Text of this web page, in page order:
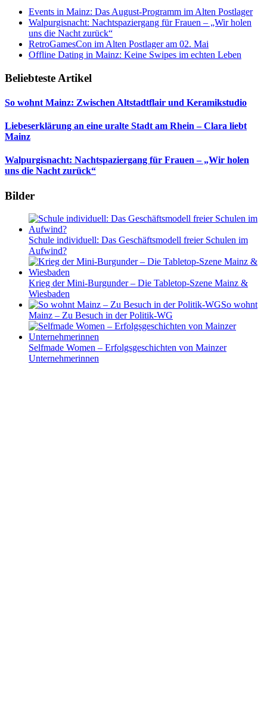
Events in Mainz: Das August-Programm im Alten Postlager
Walpurgisnacht: Nachtspaziergang für Frauen – „Wir holen
uns die Nacht zurück“
RetroGamesCon im Alten Postlager am 02. Mai
Offline Dating in Mainz: Keine Swipes im echten Leben
Beliebteste Artikel
So wohnt Mainz: Zwischen Altstadtflair und Keramikstudio
Liebeserklärung an eine uralte Stadt am Rhein – Clara liebt
Mainz
Walpurgisnacht: Nachtspaziergang für Frauen – „Wir holen
uns die Nacht zurück“
Bilder
Schule individuell: Das Geschäftsmodell freier Schulen im
Aufwind?
Krieg der Mini-Burgunder – Die Tabletop-Szene Mainz &
Wiesbaden
So wohnt
Mainz – Zu Besuch in der Politik-WG
Selfmade Women – Erfolgsgeschichten von Mainzer
Unternehmerinnen